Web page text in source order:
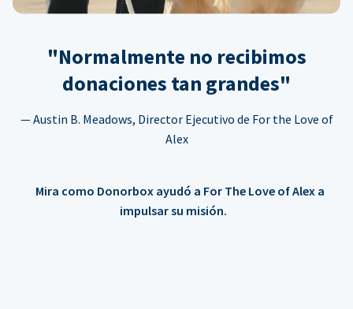
"Normalmente no recibimos
donaciones tan grandes"
— Austin B. Meadows, Director Ejecutivo de For the Love of
Alex
Mira como Donorbox ayudó a For The Love of Alex a
impulsar su misión.